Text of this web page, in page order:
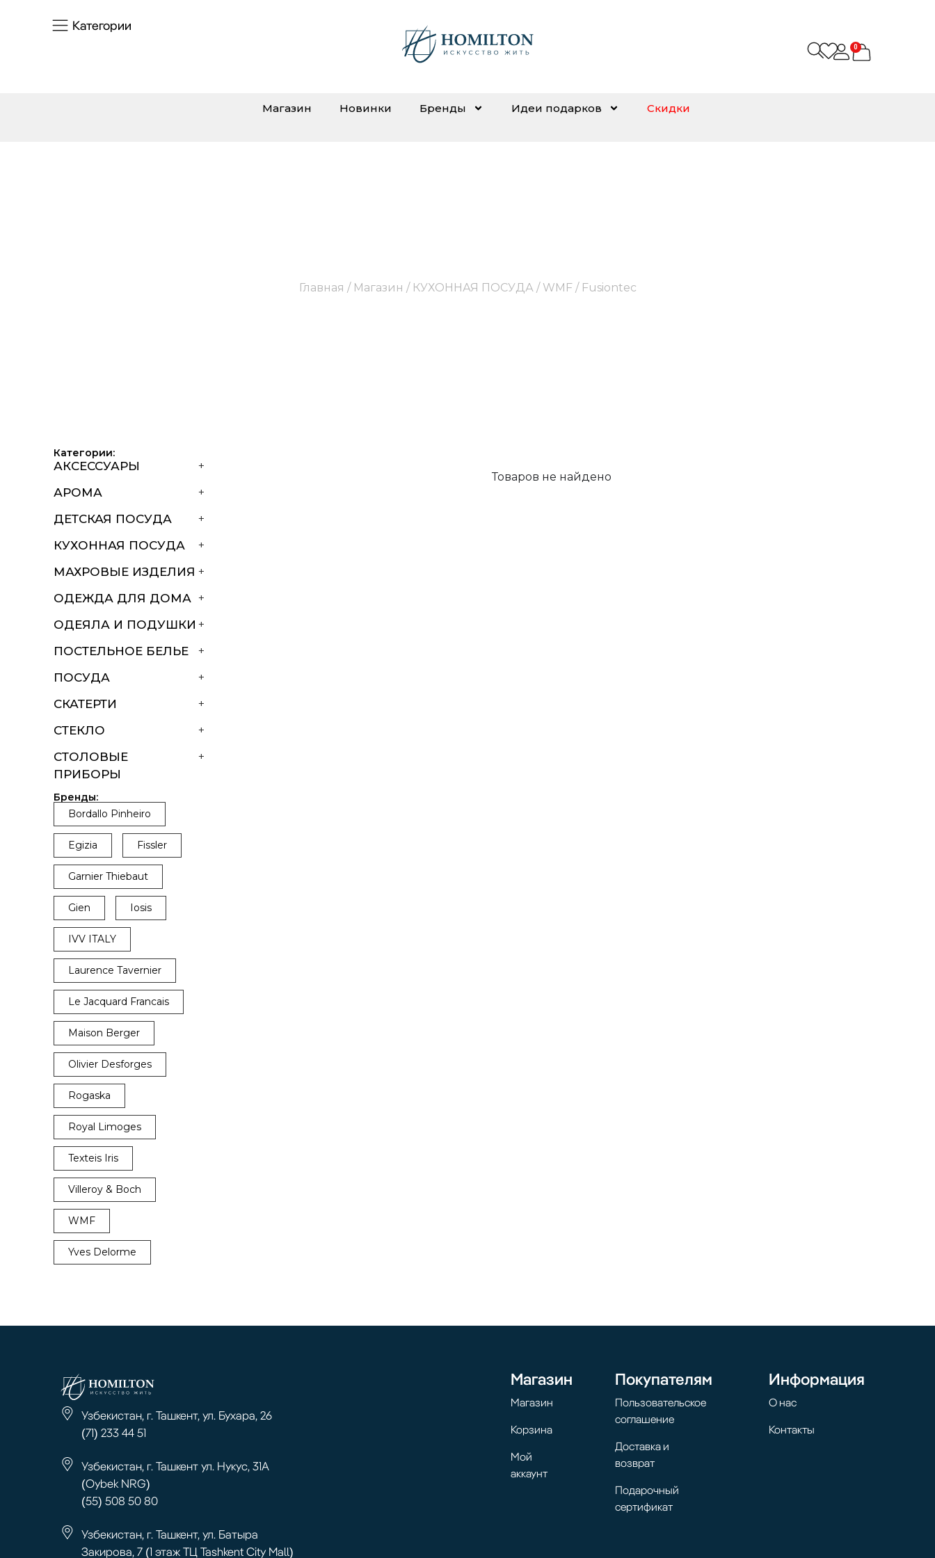
Категории
0
Магазин Новинки Бренды Идеи подарков Скидки
Главная / Магазин / КУХОННАЯ ПОСУДА/ WMF/ Fusiontec
Категории:
+
АКСЕССУАРЫ
+
АРОМА
+
ДЕТСКАЯ ПОСУДА
+
КУХОННАЯ ПОСУДА
+
МАХРОВЫЕ ИЗДЕЛИЯ
+
ОДЕЖДА ДЛЯ ДОМА
+
ОДЕЯЛА И ПОДУШКИ
+
ПОСТЕЛЬНОЕ БЕЛЬЕ
+
ПОСУДА
+
СКАТЕРТИ
+
СТЕКЛО
+
СТОЛОВЫЕ
ПРИБОРЫ
Бренды:
Bordallo Pinheiro
Egizia Fissler
Garnier Thiebaut
Gien Iosis
IVV ITALY
Laurence Tavernier
Le Jacquard Francais
Maison Berger
Olivier Desforges
Rogaska
Royal Limoges
Texteis Iris
Villeroy & Boch
WMF
Yves Delorme
Товаров не найдено
Узбекистан, г. Ташкент, ул. Бухара, 26
(71) 233 44 51
Узбекистан, г. Ташкент ул. Нукус, 31А
(Oybek NRG)
(55) 508 50 80
Узбекистан, г. Ташкент, ул. Батыра
Закирова, 7 (1 этаж ТЦ Tashkent City Mall)
Магазин
Магазин
Корзина
Мой
аккаунт
Покупателям
Пользовательское
соглашение
Доставка и
возврат
Подарочный
сертификат
Информация
О нас
Контакты